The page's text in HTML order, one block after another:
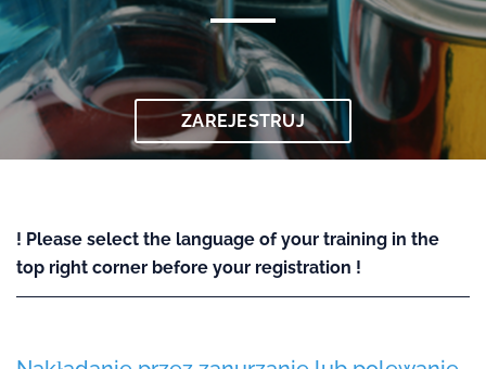
ZAREJESTRUJ
! Please select the language of your training in the
top right corner before your registration !